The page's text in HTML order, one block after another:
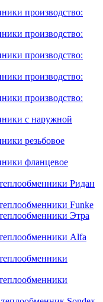
производство:
производство:
производство:
производство:
производство:
с наружной
резьбовое
фланцевое
Ридан
Funke
Этра
Alfa